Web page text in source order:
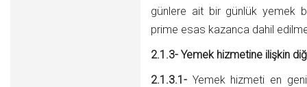
günlere ait bir günlük yemek
prime esas kazanca dahil
2.1.3- Yemek hizmetine ilişkin
2.1.3.1- Yemek hizmeti en